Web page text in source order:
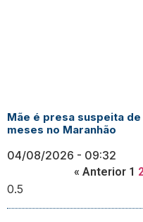
Mãe é presa suspeita
meses no Maranhão
04/08/2026 09:32
« Anterior 1